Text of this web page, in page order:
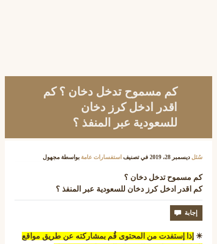
كم مسموح تدخل دخان ؟ كم
اقدر ادخل كرز دخان
للسعودية عبر المنفذ ؟
سُئل ديسمبر 28، 2019 في تصنيف استفسارات عامة بواسطة مجهول
كم مسموح تدخل دخان ؟
كم اقدر ادخل كرز دخان للسعودية عبر المنفذ ؟
☀ إذا إستفدت من المحتوى قُم بمشاركته عن طريق مواقع